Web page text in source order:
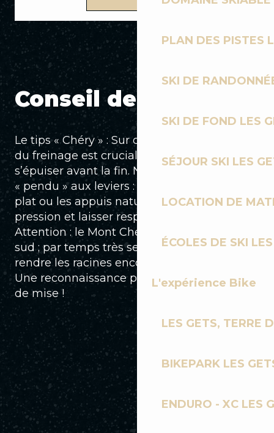
PLAN DES PISTES
SKI DE
SKI DE FOND LES
SÉJOUR SKI LES
LOCATION DE
ÉCOLES DE SKI
L'expérience Bike
LES GETS, TERRE
BIKEPARK LES
ENDURO - XC LES
Conseil de l'expert
Le tips « Chéry » : Sur cette piste, la gestion
du freinage est cruciale pour ne pas
s’épuiser avant la fin. Ne restez pas
« pendu » aux leviers : cherchez les zones de
plat ou les appuis naturels pour relâcher la
pression et laisser respirer vos suspensions.
Attention : le Mont Chéry est exposé plein
sud ; par temps très sec, la poussière peut
rendre les racines encore plus piégeuses.
Une reconnaissance prudente est toujours
de mise !